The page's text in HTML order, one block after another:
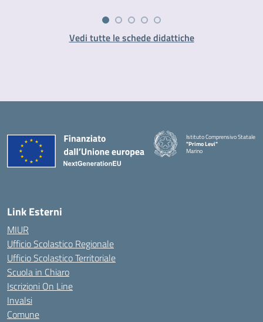
Vedi tutte le schede didattiche
Istituto Comprensivo Statale
"Primo Levi"
Marino
Link Esterni
MIUR
Ufficio Scolastico Regionale
Ufficio Scolastico Territoriale
Scuola in Chiaro
Iscrizioni On Line
Invalsi
Comune